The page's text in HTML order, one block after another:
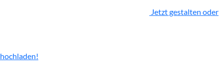
Jetzt gestalten oder
hochladen!